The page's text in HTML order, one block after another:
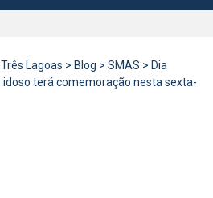
Lagoas > Blog > SMAS > Dia
idoso terá comemoração nesta sexta-